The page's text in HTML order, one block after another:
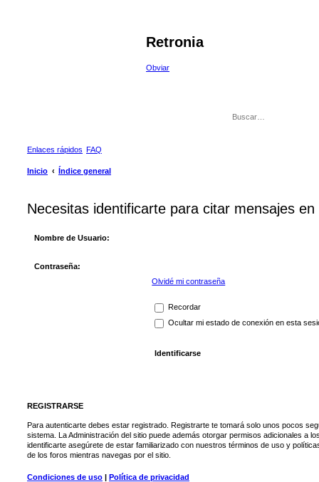
Retronia
Obviar
Enlaces rápidos FAQ
Inicio Índice general
Necesitas identificarte para citar mensajes
Nombre de Usuario:
Contraseña:
Olvidé mi contraseña
Recordar
Ocultar mi estado de conexión en esta
REGISTRARSE
Para autenticarte debes estar registrado. Registrarte te tomará solo unos pocos
sistema. La Administración del sitio puede además otorgar permisos adicionales a
identificarte asegúrete de estar familiarizado con nuestros términos de uso y
de los foros mientras navegas por el sitio.
Condiciones de uso | Política de privacidad